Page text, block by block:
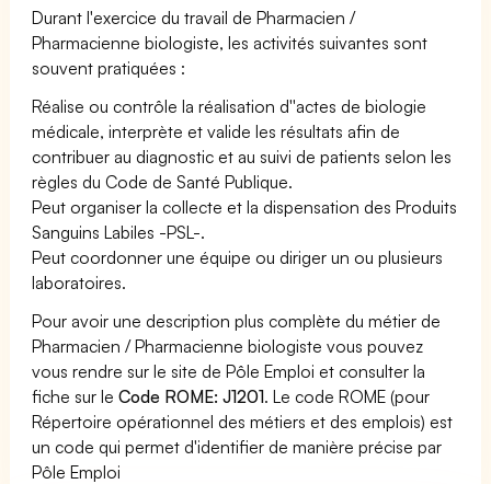
Durant l'exercice du travail de Pharmacien /
Pharmacienne biologiste, les activités suivantes sont
souvent pratiquées :
Réalise ou contrôle la réalisation d''actes de biologie
médicale, interprète et valide les résultats afin de
contribuer au diagnostic et au suivi de patients selon les
règles du Code de Santé Publique.
Peut organiser la collecte et la dispensation des Produits
Sanguins Labiles -PSL-.
Peut coordonner une équipe ou diriger un ou plusieurs
laboratoires.
Pour avoir une description plus complète du métier de
Pharmacien / Pharmacienne biologiste vous pouvez
vous rendre sur le site de Pôle Emploi et consulter la
fiche sur leCode ROME: J1201. Le code ROME (pour
Répertoire opérationnel des métiers et des emplois) est
un code qui permet d'identifier de manière précise par
Pôle Emploi